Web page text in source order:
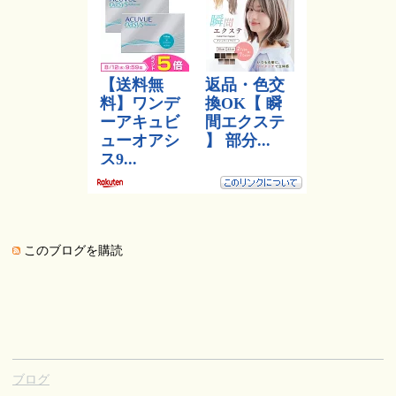
このブログを購読
ブログ